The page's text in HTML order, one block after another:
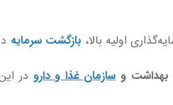
اولیه بالا، بازگشت سرمایه
بهداشت وسازمان غذا و دارودر